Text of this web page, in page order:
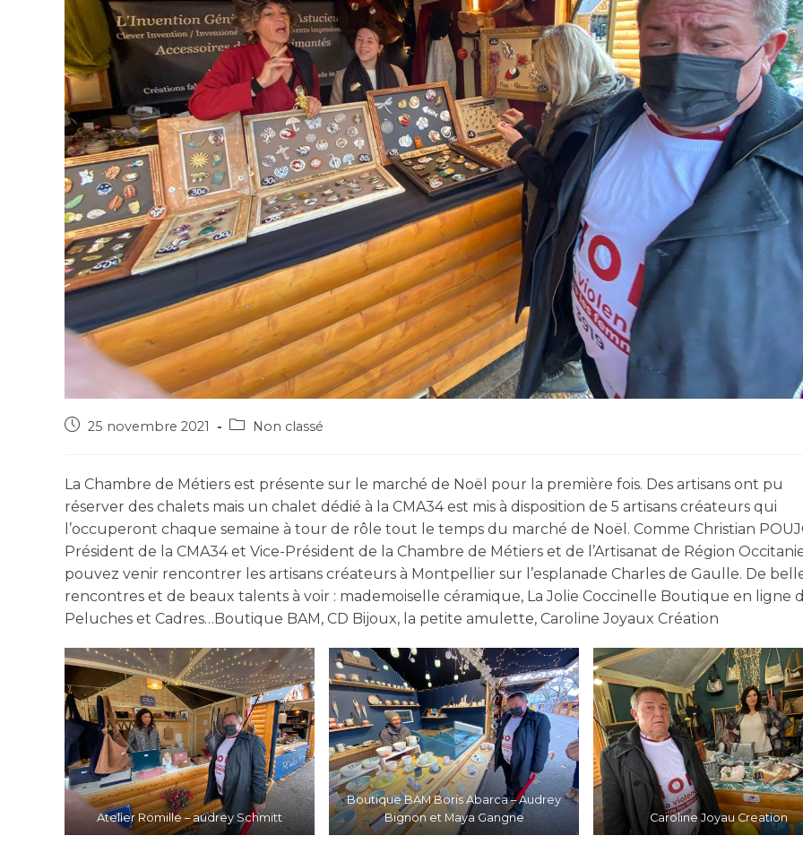
25 novembre 2021 Non classé
La Chambre de Métiers est présente sur le marché de Noël pour la première fois. Des artisans ont pu
réserver des chalets mais un chalet dédié à la CMA34 est mis à disposition de 5 artisans créateurs qui
l’occuperont chaque semaine à tour de rôle tout le temps du marché de Noël. Comme Christian
Président de la CMA34 et Vice-Président de la Chambre de Métiers et de l’Artisanat de Région
pouvez venir rencontrer les artisans créateurs à Montpellier sur l’esplanade Charles de Gaulle. De
rencontres et de beaux talents à voir : mademoiselle céramique, La Jolie Coccinelle Boutique en ligne
Peluches et Cadres…Boutique BAM, CD Bijoux, la petite amulette, Caroline Joyaux Création
Atelier Romille – audrey Schmitt
Boutique BAM Boris Abarca – Audrey
Bignon et Maya Gangne
Caroline Joyau Creation